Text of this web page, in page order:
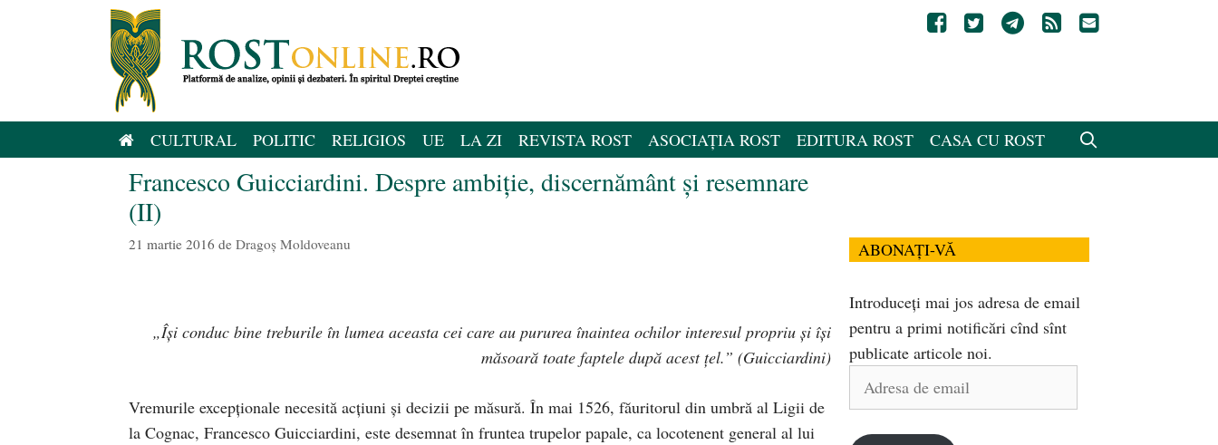
CULTURAL POLITIC RELIGIOS UE LA ZI REVISTA ROST ASOCIAȚIA ROST EDITURA ROST CASA CU ROST
Francesco Guicciardini. Despre ambiție, discernământ și resemnare
(II)
21 martie 2016 de Dragoş Moldoveanu
„Își conduc bine treburile în lumea aceasta cei care au pururea înaintea ochilor interesul propriu și își
măsoară toate faptele după acest țel.” (Guicciardini)
Vremurile excepționale necesită acțiuni și decizii pe măsură. În mai 1526, făuritorul din umbră al Ligii de
la Cognac, Francesco Guicciardini, este desemnat în fruntea trupelor papale, ca locotenent general al lui
ABONAȚI-VĂ
Introduceți mai jos adresa de email
pentru a primi notificări cînd sînt
publicate articole noi.
Adresa